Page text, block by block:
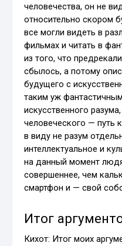
человечества, он не
относительно скором
все могли видеть в
фильмах и читать в
из того, что
сбылось, а потому
будущего с
таким уж
искусственного
человеческого — путь
в виду не разум
интеллектуальное и
на данный момент
совершеннее, чем
смартфон и — свой
Итог
Кихот: Итог моих